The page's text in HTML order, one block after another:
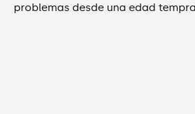
problemas desde una edad